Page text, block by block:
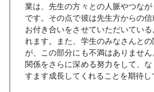
業は、先生の方々との人脈やつな
です。その点で彼は先生方からの
お付き合いをさせていただいてい
れます。また、学生のみなさんと
が、この部分にも不満はありませ
関係をさらに深める努力をして、
すます成長してくれることを期待し